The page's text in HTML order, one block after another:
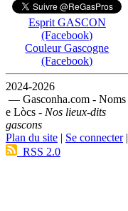
Esprit GASCON
(Facebook)
Couleur Gascogne
(Facebook)
2024-2026
— Gasconha.com - Noms
e Lòcs - Nos lieux-dits
gascons
Plan du site | Se connecter|
RSS 2.0